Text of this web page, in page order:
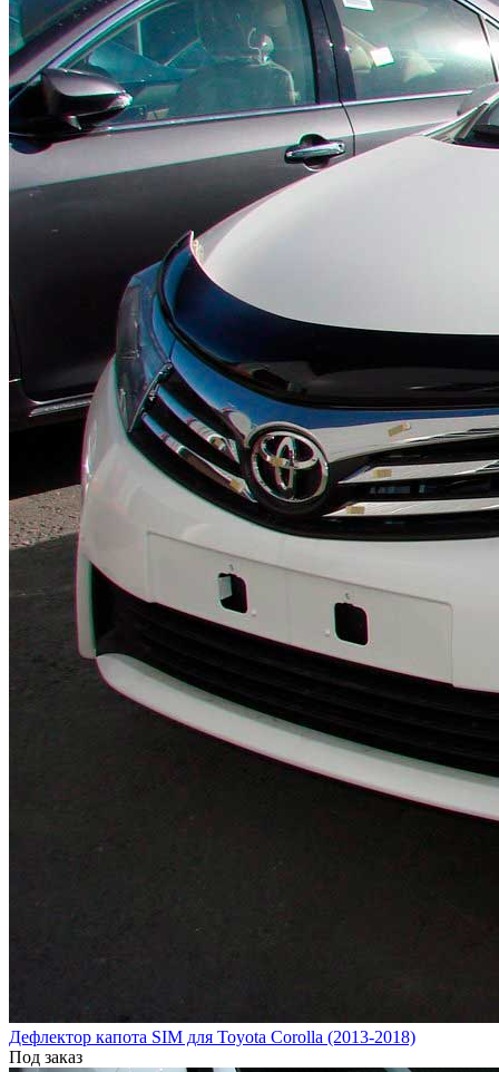
Дефлектор капота SIM для Toyota Corolla (2013-2018)
Под заказ